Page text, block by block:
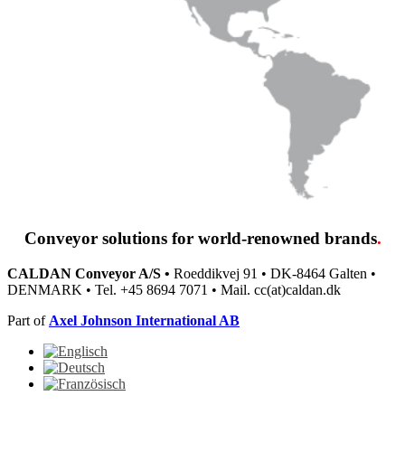
Conveyor solutions for world-renowned brands.
CALDAN Conveyor A/S • Roeddikvej 91 • DK-8464 Galten •
DENMARK • Tel. +45 8694 7071 • Mail. cc(at)caldan.dk
Part of Axel Johnson International AB